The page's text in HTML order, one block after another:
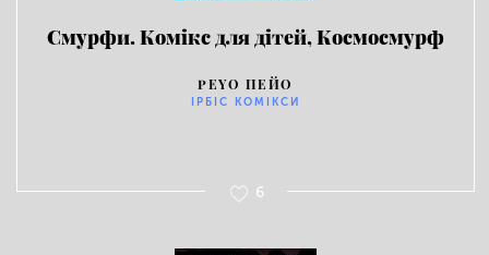
Смурфи. Комікс для дітей, Космосмурф
PEYO ПЕЙО
ІРБІС КОМІКСИ
6